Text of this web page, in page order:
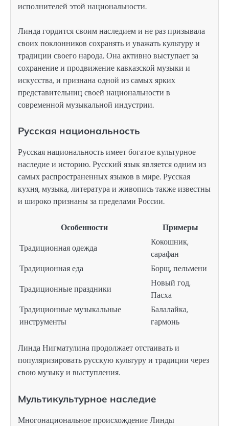
исполнителей этой национальности.
Линда гордится своим наследием и не раз призывала
своих поклонников сохранять и уважать культуру и
традиции своего народа. Она активно выступает за
сохранение и продвижение кавказской музыки и
искусства, и признана одной из самых ярких
представительниц своей национальности в
современной музыкальной индустрии.
Русская национальность
Русская национальность имеет богатое культурное
наследие и историю. Русский язык является одним из
самых распространенных языков в мире. Русская
кухня, музыка, литература и живопись также известны
и широко признаны за пределами России.
Особенности
Примеры
Традиционная одежда
Кокошник,
сарафан
Традиционная еда
Борщ, пельмени
Традиционные праздники
Новый год,
Пасха
Традиционные музыкальные
инструменты
Балалайка,
гармонь
Линда Нигматулина продолжает отстаивать и
популяризировать русскую культуру и традиции через
свою музыку и выступления.
Мультикультурное наследие
Многонациональное происхождение Линды